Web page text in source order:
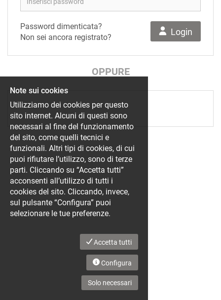
lavoro
il
Login
FR
IT
DE
ES
Login
Password dimenticata?
Non sei ancora registrato?
OPPURE
Note sui cookies
Utilizziamo dei cookies per questo
sito internet. Alcuni di questi sono
necessari al fine del funzionamento
del sito, come quelli tecnici e
funzionali. Altri tipi di cookies, di cui
puoi rifiutare l’utilizzo, sono di terze
parti. Cliccando su “Accetta tutti”
acconsenti all’utilizzo di tutti i
cookies del sito. Cliccando, invece,
sul pulsante “Configura” puoi
selezionare le tue preferenze.
Accetta tutti
Configura
Solo necessari